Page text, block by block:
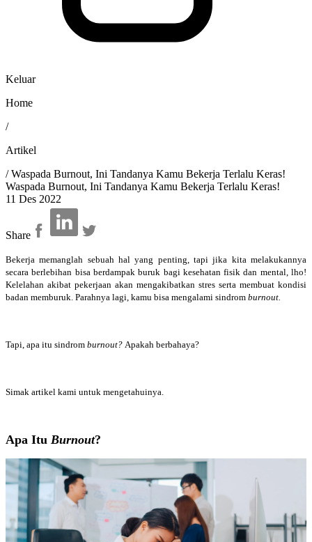
Keluar
Home
/
Artikel
/Waspada Burnout, Ini Tandanya Kamu Bekerja Terlalu Keras!
Waspada Burnout, Ini Tandanya Kamu Bekerja Terlalu Keras!
11 Des 2022
Share
Bekerja memanglah sebuah hal yang penting, tapi jika kita melakukannya
secara berlebihan bisa berdampak buruk bagi kesehatan fisik dan mental, lho!
Kelelahan akibat pekerjaan akan mengakibatkan stres serta membuat kondisi
badan memburuk. Parahnya lagi, kamu bisa mengalami sindrom burnout.
Tapi, apa itu sindrom burnout? Apakah berbahaya?
Simak artikel kami untuk mengetahuinya.
Apa Itu Burnout?